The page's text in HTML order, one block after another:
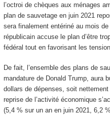
l’octroi de chèques aux ménages
plan de sauvetage en juin 2021
sera finalement entériné au mois
républicain accuse le plan d’être
fédéral tout en favorisant les
De fait, l’ensemble des plans de
mandature de Donald Trump, aura
dollars de dépenses, soit
reprise de l’activité économique
(5,4 % sur un an en juin 2021, 6,2